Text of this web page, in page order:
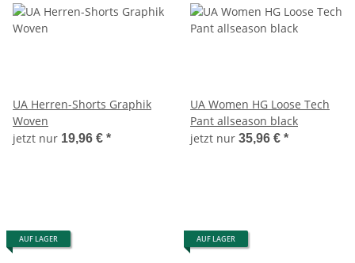
UA Herren-Shorts Graphik
Woven
jetzt nur 19,96 € *
UA Women HG Loose Tech
Pant allseason black
jetzt nur 35,96 € *
AUF LAGER AUF LAGER